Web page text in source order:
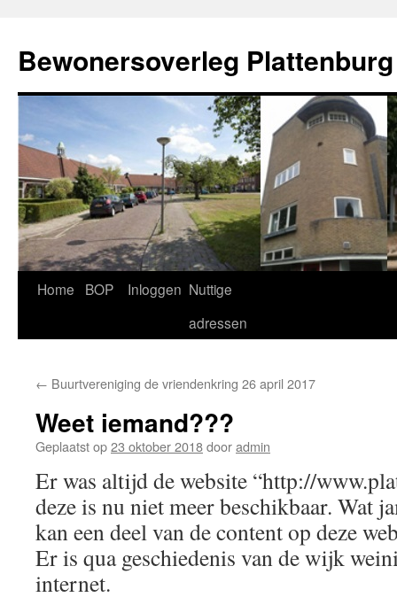
de
inhoud
Bewonersoverleg Plattenburg
Home BOP Inloggen Nuttige
adressen
← Buurtvereniging de vriendenkring 26 april 2017
Weet iemand???
Geplaatst op23 oktober 2018dooradmin
Er was altijd de website “http://
deze is nu niet meer beschikbaar. Wat
kan een deel van de content op deze
Er is qua geschiedenis van de wijk
internet.